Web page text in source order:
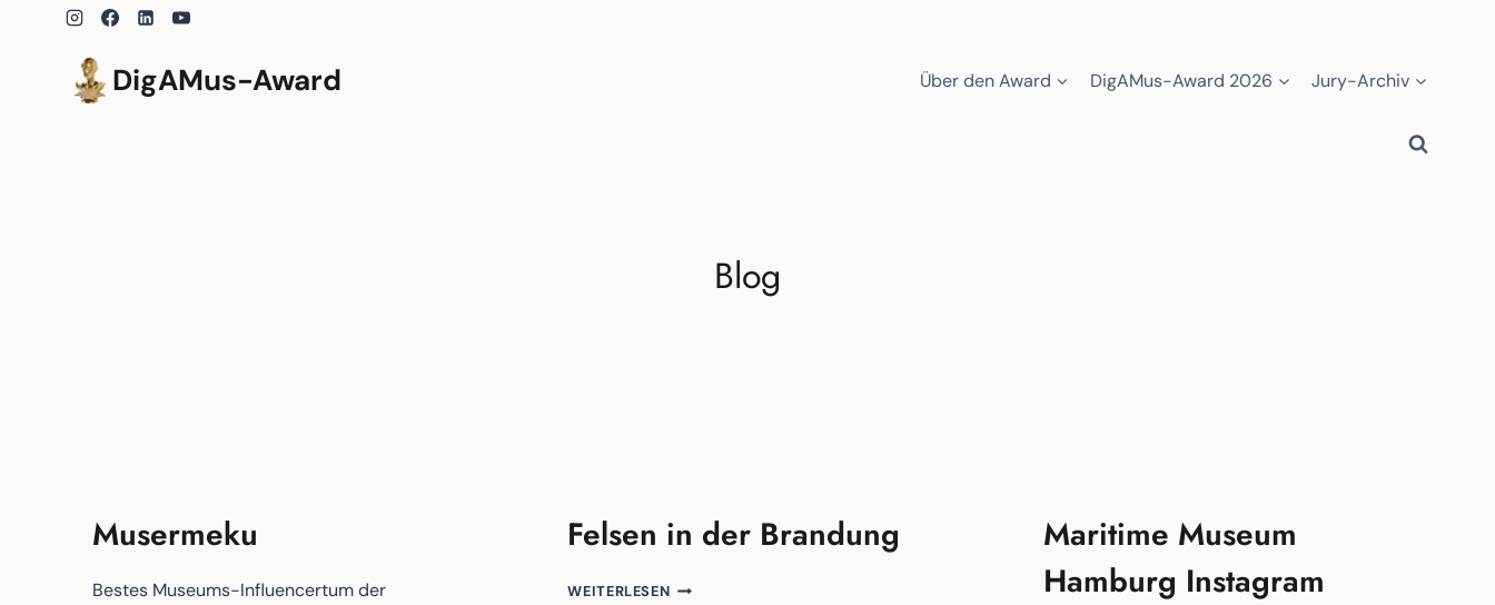
DigAMus-Award Über den Award DigAMus-Award 2026 Jury-Archiv
Blog
Musermeku
Bestes Museums-Influencertum der
Felsen in der Brandung
WEITERLESENFELSEN
Maritime Museum
Hamburg Instagram